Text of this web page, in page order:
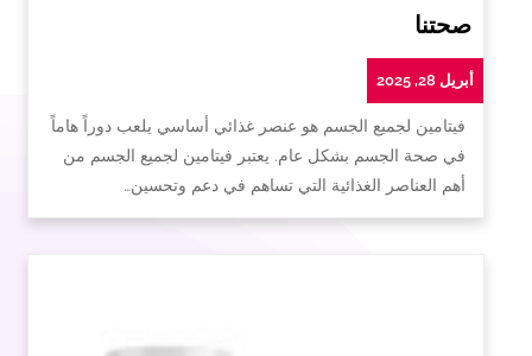
صحتنا
أبريل 28, 2025
فيتامين لجميع الجسم هو عنصر غذائي أساسي يلعب دوراً هاماً
في صحة الجسم بشكل عام. يعتبر فيتامين لجميع الجسم من
أهم العناصر الغذائية التي تساهم في دعم وتحسين…